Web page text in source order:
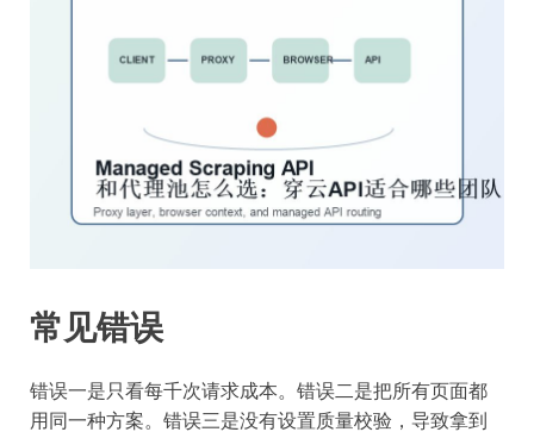
常见错误
错误一是只看每千次请求成本。错误二是把所有页面都
用同一种方案。错误三是没有设置质量校验，导致拿到